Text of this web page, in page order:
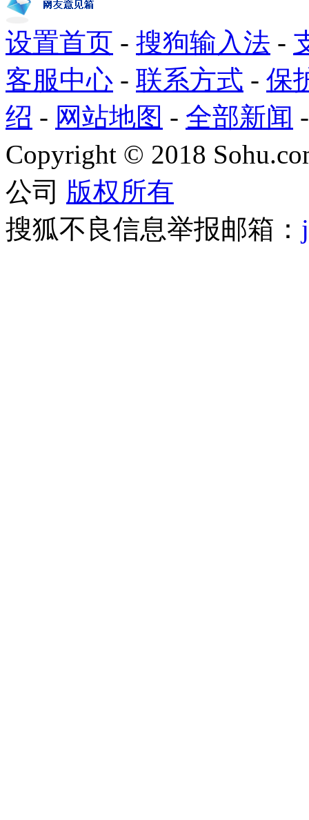
设置首页 - 搜狗输入法 -
客服中心 - 联系方式 - 保
绍 - 网站地图 - 全部新闻
Copyright © 2018
公司 版权所有
搜狐不良信息举报邮箱：